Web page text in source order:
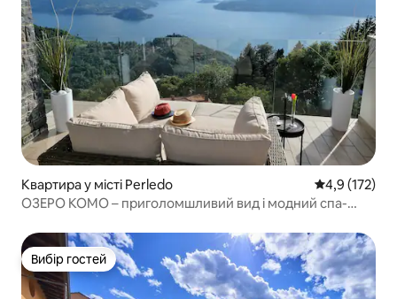
Квартира у місті Perledo Середня
4,9 (172)
ОЗЕРО КОМО – приголомшливий вид і модний спа-
Вибір гостей
Вибір гостей